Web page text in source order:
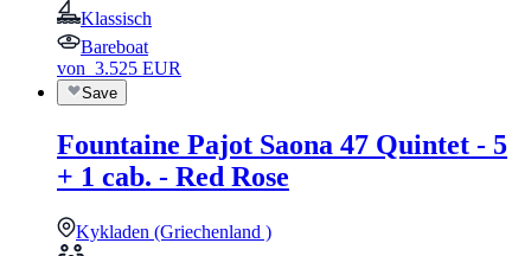
Klassisch
Bareboat
von 3.525 EUR
Save
Fountaine Pajot Saona 47 Quintet - 5
+ 1 cab. - Red Rose
Kykladen (Griechenland )